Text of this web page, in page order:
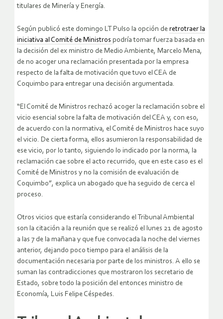
titulares de Minería y Energía.
Según publicó este domingo LT Pulso la opción de retrotraer la
iniciativa al Comité de Ministros podría tomar fuerza basada en
la decisión del ex ministro de Medio Ambiente, Marcelo Mena,
de no acoger una reclamación presentada por la empresa
respecto de la falta de motivación que tuvo el CEA de
Coquimbo para entregar una decisión argumentada.
“El Comité de Ministros rechazó acoger la reclamación sobre el
vicio esencial sobre la falta de motivación del CEA y, con eso,
de acuerdo con la normativa, el Comité de Ministros hace suyo
el vicio. De cierta forma, ellos asumieron la responsabilidad de
ese vicio, por lo tanto, siguiendo lo indicado por la norma, la
reclamación cae sobre el acto recurrido, que en este caso es el
Comité de Ministros y no la comisión de evaluación de
Coquimbo”, explica un abogado que ha seguido de cerca el
proceso.
Otros vicios que estaría considerando el Tribunal Ambiental
son la citación a la reunión que se realizó el lunes 21 de agosto
a las 7 de la mañana y que fue convocada la noche del viernes
anterior, dejando poco tiempo para el análisis de la
documentación necesaria por parte de los ministros. A ello se
suman las contradicciones que mostraron los secretario de
Estado, sobre todo la posición del entonces ministro de
Economía, Luis Felipe Céspedes.